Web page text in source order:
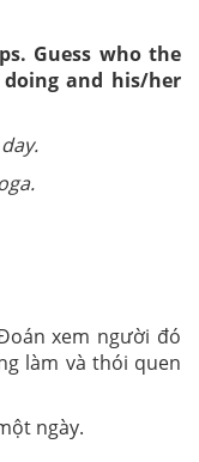
Guess who the
doing and his/her
xem người đó
làm và thói quen
ngày.